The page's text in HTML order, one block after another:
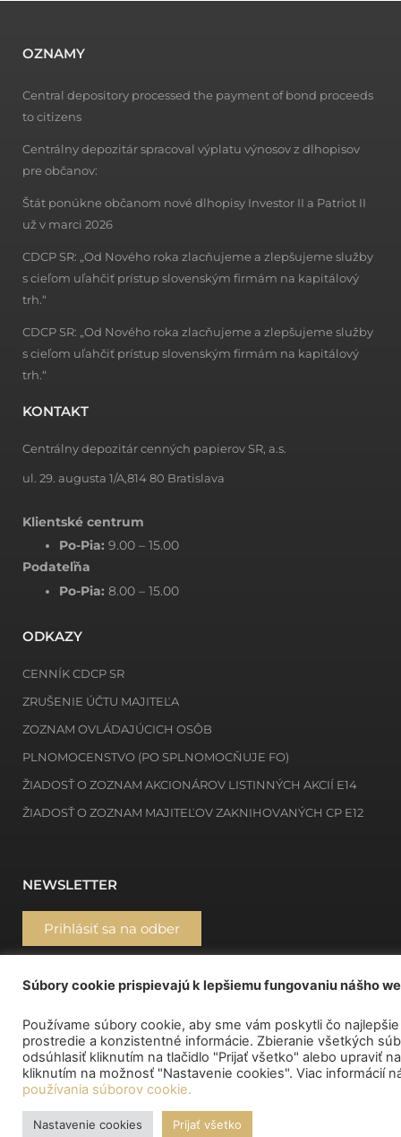
OZNAMY
Central depository processed the payment of bond proceeds
to citizens
Centrálny depozitár spracoval výplatu výnosov z dlhopisov
pre občanov:
Štát ponúkne občanom nové dlhopisy Investor II a Patriot II
už v marci 2026
CDCP SR: „Od Nového roka zlacňujeme a zlepšujeme služby
s cieľom uľahčiť prístup slovenským firmám na kapitálový
trh.“
CDCP SR: „Od Nového roka zlacňujeme a zlepšujeme služby
s cieľom uľahčiť prístup slovenským firmám na kapitálový
trh.“
KONTAKT
Centrálny depozitár cenných papierov SR, a.s.
ul. 29. augusta 1/A,814 80 Bratislava
Klientské centrum
Po-Pia: 9.00 – 15.00
Podateľňa
Po-Pia:8.00 – 15.00
ODKAZY
CENNÍK CDCP SR
ZRUŠENIE ÚČTU MAJITEĽA
ZOZNAM OVLÁDAJÚCICH OSÔB
PLNOMOCENSTVO (PO SPLNOMOCŇUJE FO)
ŽIADOSŤ O ZOZNAM AKCIONÁROV LISTINNÝCH AKCIÍ E14
ŽIADOSŤ O ZOZNAM MAJITEĽOV ZAKNIHOVANÝCH CP E12
NEWSLETTER
Prihlásiť sa na odber
Súbory cookie prispievajú k lepšiemu fungovaniu nášho
Používame súbory cookie, aby sme vám poskytli čo
prostredie a konzistentné informácie. Zbieranie všetkých
odsúhlasiť kliknutím na tlačidlo "Prijať všetko" alebo upraviť
kliknutím na možnosť "Nastavenie cookies". Viac informácií
používania súborov cookie.
Nastavenie cookies Prijať všetko